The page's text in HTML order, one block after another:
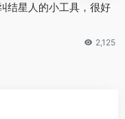
结星人的小工具，很好
2,125